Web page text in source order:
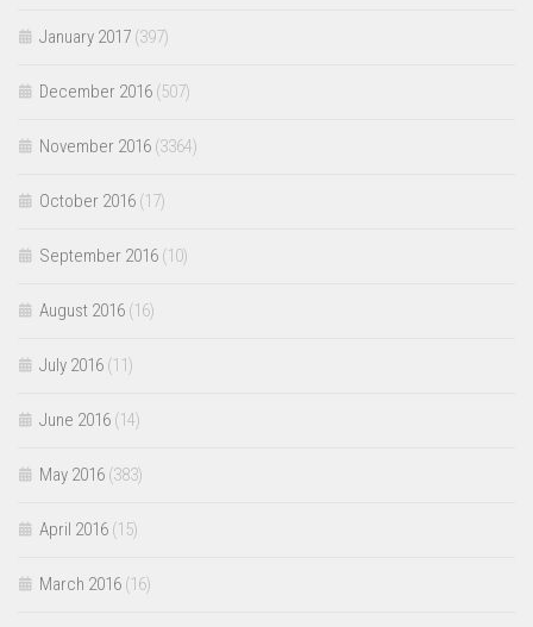
January 2017 (397)
December 2016 (507)
November 2016 (3364)
October 2016 (17)
September 2016 (10)
August 2016 (16)
July 2016 (11)
June 2016 (14)
May 2016 (383)
April 2016 (15)
March 2016 (16)